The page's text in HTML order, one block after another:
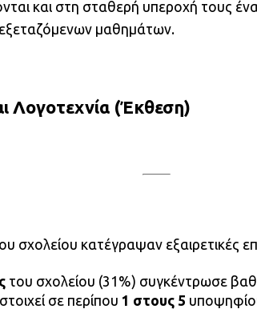
και στη σταθερή υπεροχή τους
μαθημάτων.
Λογοτεχνία (Έκθεση)
σχολείου κατέγραψαν εξαιρετικές
του σχολείου (31%) συγκέντρωσε
σε περίπου 1 στους 5